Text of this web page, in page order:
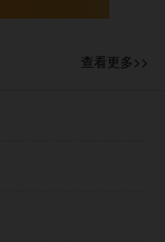
久之会妨碍儿
不端正，时
查看更多>>